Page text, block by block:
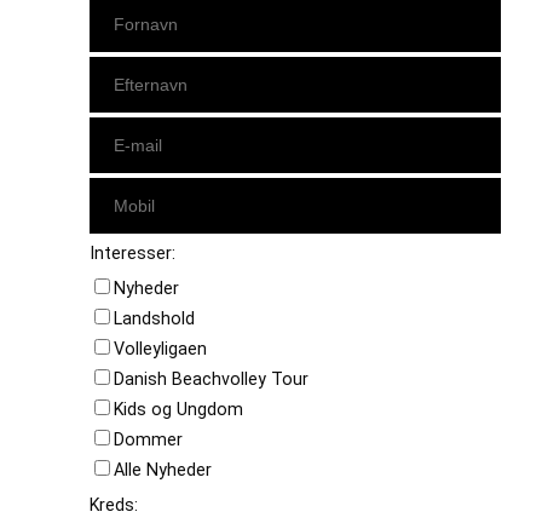
Interesser:
Nyheder
Landshold
Volleyligaen
Danish Beachvolley Tour
Kids og Ungdom
Dommer
Alle Nyheder
Kreds: